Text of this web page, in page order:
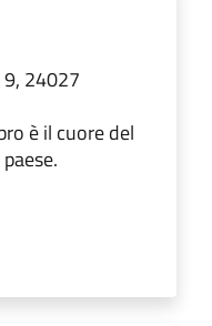
9, 24027
è il cuore del